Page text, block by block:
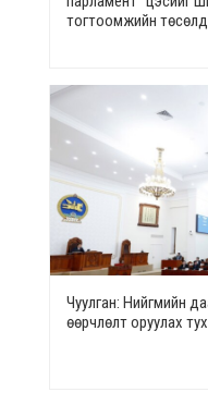
тогтоомжийн
Чуулган: Нийгмийн
өөрчлөлт оруулах